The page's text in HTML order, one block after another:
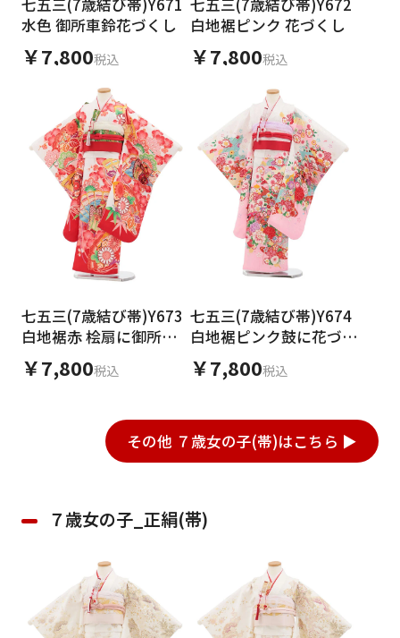
七五三(7歳結び帯)Y671
水色 御所車鈴花づくし
￥7,800税込
七五三(7歳結び帯)Y672
白地裾ピンク 花づくし
￥7,800税込
七五三(7歳結び帯)Y673
白地裾赤 桧扇に御所車
花づくし
￥7,800税込
七五三(7歳結び帯)Y674
白地裾ピンク鼓に花づく
し
￥7,800税込
その他 ７歳女の子(帯)はこちら ▶
７歳女の子_正絹(帯)